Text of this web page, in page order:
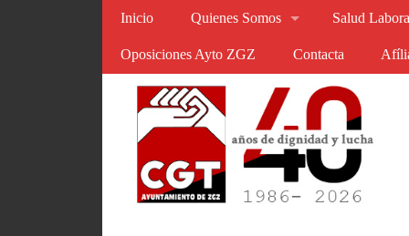
Inicio Quienes Somos Salud
Oposiciones Ayto ZGZ Contacta